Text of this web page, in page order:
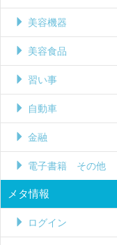
美容機器
美容食品
習い事
自動車
金融
電子書籍 その他
メタ情報
ログイン